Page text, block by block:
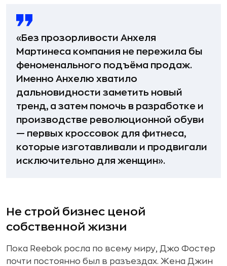
«Без прозорливости Анхеля
Мартинеса компания не пережила бы
феноменального подъёма продаж.
Именно Анхелю хватило
дальновидности заметить новый
тренд, а затем помочь в разработке и
производстве революционной обуви
— первых кроссовок для фитнеса,
которые изготавливали и продвигали
исключительно для женщин».
Не строй бизнес ценой
собственной жизни
Пока Reebok росла по всему миру, Джо Фостер
почти постоянно был в разъездах. Жена Джин